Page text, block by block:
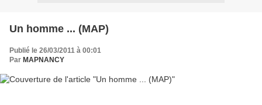
Un homme ... (MAP)
Publié le 26/03/2011 à 00:01
Par MAPNANCY